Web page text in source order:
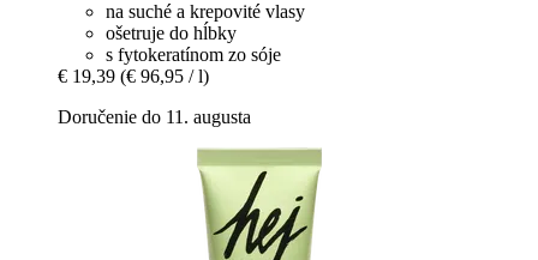
na suché a krepovité vlasy
ošetruje do hĺbky
s fytokeratínom zo sóje
€ 19,39 (€ 96,95 / l)
Doručenie do 11. augusta